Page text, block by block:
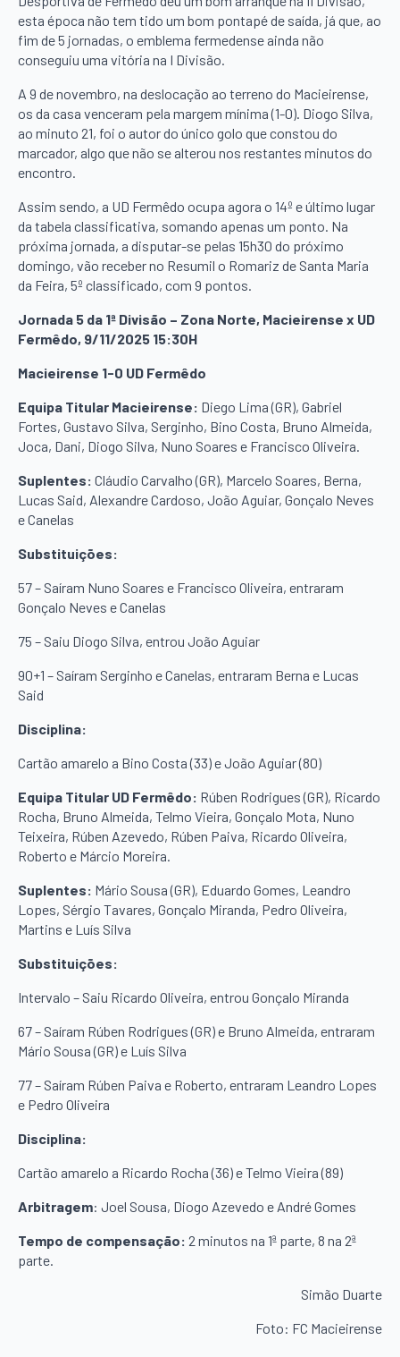
esta época não tem tido um bom pontapé de saída, já que, ao
fim de 5 jornadas, o emblema fermedense ainda não
conseguiu uma vitória na I Divisão.
A 9 de novembro, na deslocação ao terreno do Macieirense,
os da casa venceram pela margem mínima (1-0). Diogo Silva,
ao minuto 21, foi o autor do único golo que constou do
marcador, algo que não se alterou nos restantes minutos do
encontro.
Assim sendo, a UD Fermêdo ocupa agora o 14º e último lugar
da tabela classificativa, somando apenas um ponto. Na
próxima jornada, a disputar-se pelas 15h30 do próximo
domingo, vão receber no Resumil o Romariz de Santa Maria
da Feira, 5º classificado, com 9 pontos.
Jornada 5 da 1ª Divisão – Zona Norte, Macieirense x UD
Fermêdo, 9/11/2025 15:30H
Macieirense 1-0 UD Fermêdo
Equipa Titular Macieirense: Diego Lima (GR), Gabriel
Fortes, Gustavo Silva, Serginho, Bino Costa, Bruno Almeida,
Joca, Dani, Diogo Silva, Nuno Soares e Francisco Oliveira.
Suplentes: Cláudio Carvalho (GR), Marcelo Soares, Berna,
Lucas Said, Alexandre Cardoso, João Aguiar, Gonçalo Neves
e Canelas
Substituições:
57 – Saíram Nuno Soares e Francisco Oliveira, entraram
Gonçalo Neves e Canelas
75 – Saiu Diogo Silva, entrou João Aguiar
90+1 – Saíram Serginho e Canelas, entraram Berna e Lucas
Said
Disciplina:
Cartão amarelo a Bino Costa (33) e João Aguiar (80)
Equipa Titular UD Fermêdo: Rúben Rodrigues (GR), Ricardo
Rocha, Bruno Almeida, Telmo Vieira, Gonçalo Mota, Nuno
Teixeira, Rúben Azevedo, Rúben Paiva, Ricardo Oliveira,
Roberto e Márcio Moreira.
Suplentes: Mário Sousa (GR), Eduardo Gomes, Leandro
Lopes, Sérgio Tavares, Gonçalo Miranda, Pedro Oliveira,
Martins e Luís Silva
Substituições:
Intervalo – Saiu Ricardo Oliveira, entrou Gonçalo Miranda
67 – Saíram Rúben Rodrigues (GR) e Bruno Almeida, entraram
Mário Sousa (GR) e Luís Silva
77 – Saíram Rúben Paiva e Roberto, entraram Leandro Lopes
e Pedro Oliveira
Disciplina:
Cartão amarelo a Ricardo Rocha (36) e Telmo Vieira (89)
Arbitragem: Joel Sousa, Diogo Azevedo e André Gomes
Tempo de compensação: 2 minutos na 1ª parte, 8 na 2ª
parte.
Simão Duarte
Foto: FC Macieirense